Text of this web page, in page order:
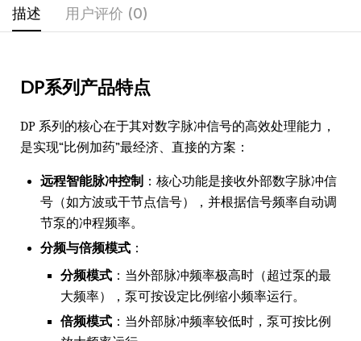
描述 用户评价 (0)
DP系列产品特点
DP 系列的核心在于其对数字脉冲信号的高效处理能力，
是实现“比例加药”最经济、直接的方案：
远程智能脉冲控制 ：核心功能是接收外部数字脉冲信
号（如方波或干节点信号），并根据信号频率自动调
节泵的冲程频率。
分频与倍频模式 ：
分频模式 ：当外部脉冲频率极高时（超过泵的最
大频率），泵可按设定比例缩小频率运行。
倍频模式 ：当外部脉冲频率较低时，泵可按比例